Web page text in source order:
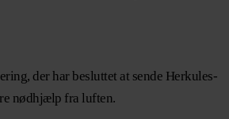
der har besluttet at sende Herkules-
nødhjælp fra luften.